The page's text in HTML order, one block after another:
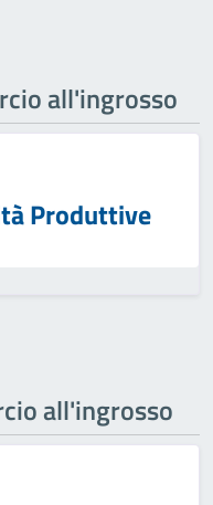
all'ingrosso
Produttive
all'ingrosso